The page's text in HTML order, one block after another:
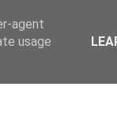
RÉGIMEN -
agent
usage